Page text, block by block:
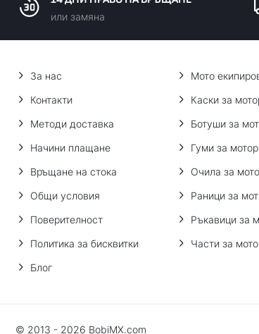
или замяна
За нас
Контакти
Методи доставка
Начини плащане
Връщане на стока
Общи условия
Поверителност
Политика за бисквитки
Блог
Мото
Каски за
Ботуши за
Гуми за мотор
Очила за
Раници за
Ръкавици за
Части за
© 2013 - 2026 BobiMX.com